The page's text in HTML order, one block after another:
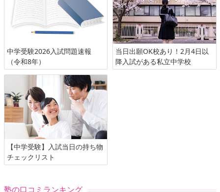
中学受験2026入試問題速報
（令和8年）
当日出願OK校あり！2月4日以
降入試がある私立中学校
【中学受験】入試当日の持ち物
チェックリスト
塾の口コミランキング